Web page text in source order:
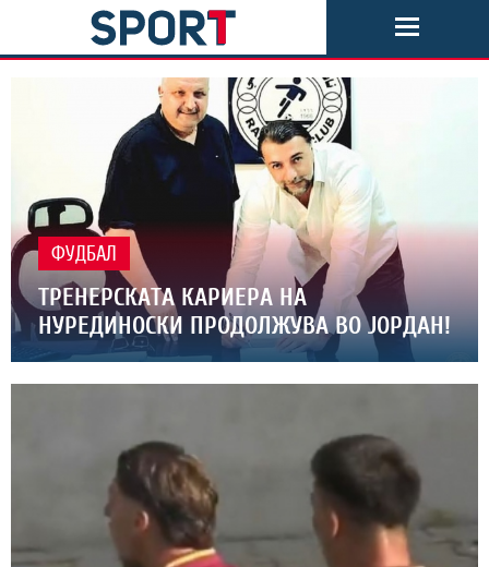
ФУДБАЛ
ТРЕНЕРСКАТА КАРИЕРА НА
НУРЕДИНОСКИ ПРОДОЛЖУВА ВО ЈОРДАН!